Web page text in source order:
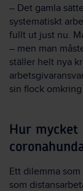
­– Det gamla
systematiskt
fullt ut just nu.
– men man
ställer helt nya
sin flock
Hur mycket
Ett dilemma
som